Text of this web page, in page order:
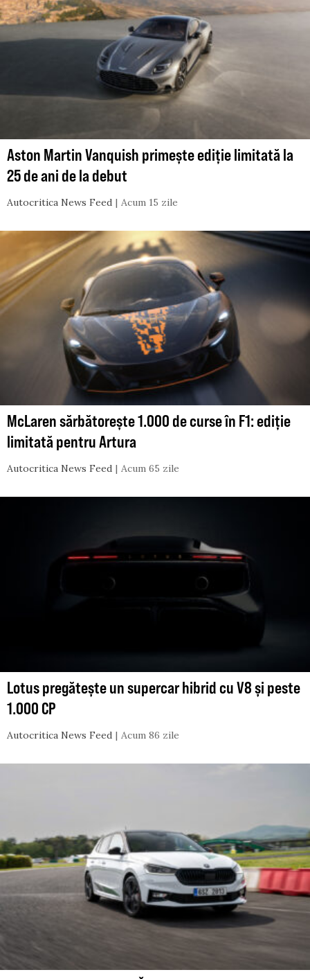
Aston Martin Vanquish primește ediție limitată la
25 de ani de la debut
Autocritica News Feed Acum 15 zile
McLaren sărbătorește 1.000 de curse în F1: ediție
limitată pentru Artura
Autocritica News Feed Acum 65 zile
Lotus pregătește un supercar hibrid cu V8 și peste
1.000 CP
Autocritica News Feed Acum 86 zile